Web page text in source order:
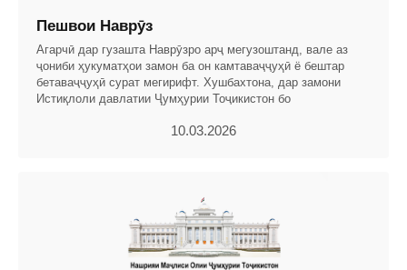
Пешвои Наврӯз
Агарчӣ дар гузашта Наврӯзро арҷ мегузоштанд, вале аз
ҷониби ҳукуматҳои замон ба он камтаваҷҷуҳӣ ё бештар
бетаваҷҷуҳӣ сурат мегирифт. Хушбахтона, дар замони
Истиқлоли давлатии Ҷумҳурии Тоҷикистон бо
10.03.2026